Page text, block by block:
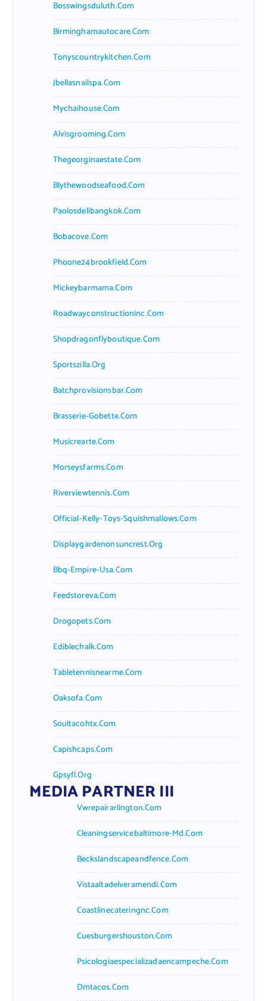
Bosswingsduluth.com
Birminghamautocare.com
Tonyscountrykitchen.com
Jbellasnailspa.com
Mychaihouse.com
Alvisgrooming.com
Thegeorginaestate.com
Blythewoodseafood.com
Paolosdelibangkok.com
Bobacove.com
Phoone24brookfield.com
Mickeybarmama.com
Roadwayconstructioninc.com
Shopdragonflyboutique.com
Sportszilla.org
Batchprovisionsbar.com
Brasserie-Gobette.com
Musicrearte.com
Morseysfarms.com
Riverviewtennis.com
Official-Kelly-Toys-Squishmallows.com
Displaygardenonsuncrest.org
Bbq-Empire-Usa.com
Feedstoreva.com
Drogopets.com
Ediblechalk.com
Tabletennisnearme.com
Oaksofa.com
Soultacohtx.com
Capishcaps.com
Gpsyfl.org
MEDIA PARTNER III
Vwrepairarlington.com
Cleaningservicebaltimore-Md.com
Beckslandscapeandfence.com
Vistaaltadelveramendi.com
Coastlinecateringnc.com
Cuesburgershouston.com
Psicologiaespecializadaencampeche.com
Dmtacos.com